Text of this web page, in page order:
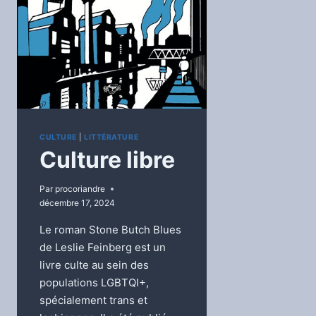
CULTURE |LITTÉRATURE
Culture libre
Par procoriandre
décembre 17, 2024
Le roman Stone Butch Blues
de Leslie Feinberg est un
livre culte au sein des
populations LGBTQI+,
spécialement trans et